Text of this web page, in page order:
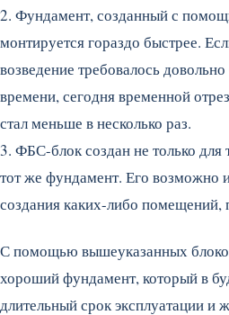
2. Фундамент, созданный с
монтируется гораздо быстрее.
возведение требовалось
времени, сегодня временной
стал меньше в несколько раз.
3. ФБС-блок создан не только для
тот же фундамент. Его возможно
создания каких-либо помещений,
С помощью вышеуказанных
хороший фундамент, который в
длительный срок эксплуатации и